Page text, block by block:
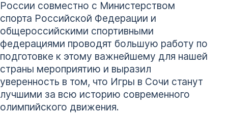
России совместно с Министерством
спорта Российской Федерации и
общероссийскими спортивными
федерациями проводят большую работу по
подготовке к этому важнейшему для нашей
страны мероприятию и выразил
уверенность в том, что Игры в Сочи станут
лучшими за всю историю современного
олимпийского движения.